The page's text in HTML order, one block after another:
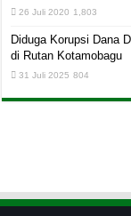
26 Juli 2020 1,803
Diduga Korupsi Dana
di Rutan Kotamobagu
31 Juli 2025 804